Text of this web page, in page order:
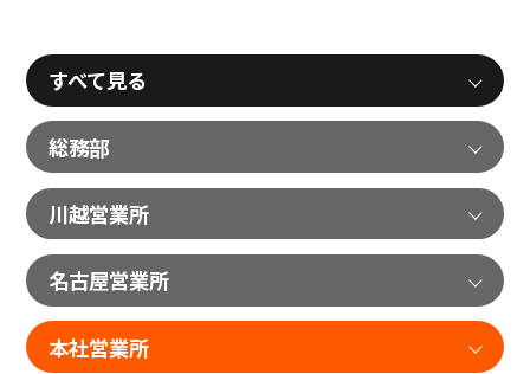
すべて見る
総務部
川越営業所
名古屋営業所
本社営業所